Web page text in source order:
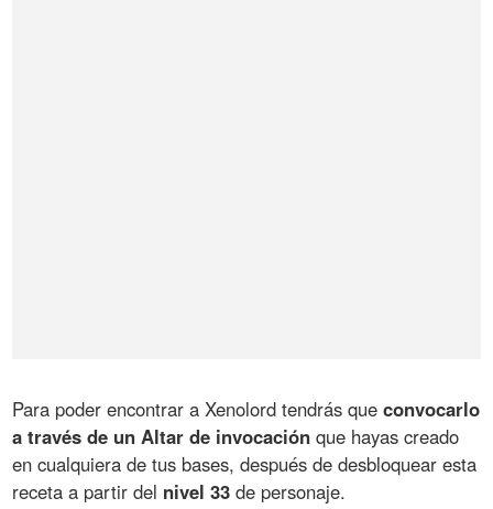
Para poder encontrar a Xenolord tendrás queconvocarlo
a través de un Altar de invocación que hayas creado
en cualquiera de tus bases, después de desbloquear esta
receta a partir del nivel 33 de personaje.